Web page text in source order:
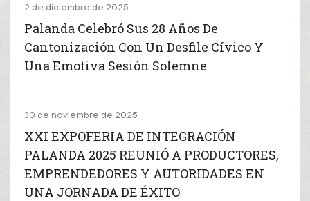
2 de diciembre de 2025
Palanda Celebró Sus 28 Años De
Cantonización Con Un Desfile Cívico Y
Una Emotiva Sesión Solemne
30 de noviembre de 2025
XXI EXPOFERIA DE INTEGRACIÓN
PALANDA 2025 REUNIÓ A PRODUCTORES,
EMPRENDEDORES Y AUTORIDADES EN
UNA JORNADA DE ÉXITO